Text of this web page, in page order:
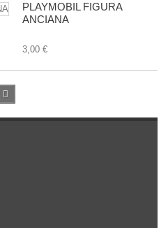
PLAYMOBIL FIGURA
ANCIANA
3,00 €